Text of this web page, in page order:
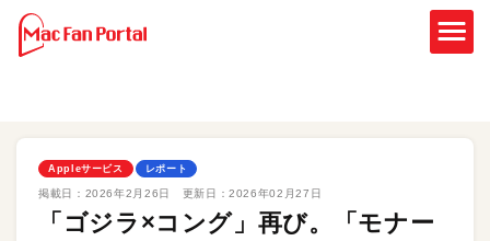
Appleサービス レポート
掲載日： 2026年2月26日 更新日：2026年02月27日
「ゴジラ×コング」再び。「モナー